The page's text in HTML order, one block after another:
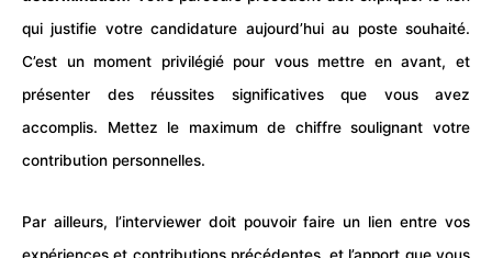
qui justifie votre candidature aujourd’hui au poste souhaité.
C’est un moment privilégié pour vous mettre en avant, et
présenter des réussites significatives que vous avez
accomplis. Mettez le maximum de chiffresoulignant votre
contribution personnelles.
Par ailleurs, l’interviewer doit pouvoir faire un lien entre vos
expériences et contributions précédentes, et l’apport que vous